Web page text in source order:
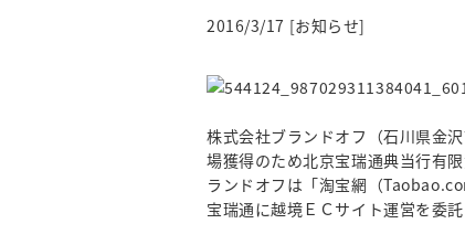
2016/3/17 [お知らせ]
株式会社ブランドオフ（石川県金
場獲得のため北京宝瑞通典当行有
ランドオフは「淘宝網（
宝瑞通に越境ＥＣサイト運営を委託